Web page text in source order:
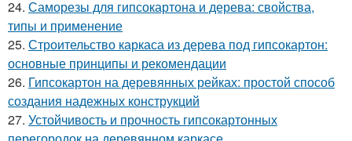
24. Саморезы для гипсокартона и дерева: свойства,
типы и применение
25. Строительство каркаса из дерева под гипсокартон:
основные принципы и рекомендации
26. Гипсокартон на деревянных рейках: простой способ
создания надежных конструкций
27. Устойчивость и прочность гипсокартонных